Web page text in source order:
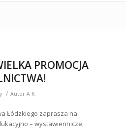
PROMOCJA
/ Autor A K
Łódzkiego zaprasza na
– wystawiennicze,